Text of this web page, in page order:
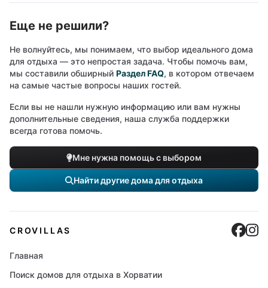
Еще не решили?
Не волнуйтесь, мы понимаем, что выбор идеального дома
для отдыха — это непростая задача. Чтобы помочь вам,
мы составили обширный Раздел FAQ, в котором отвечаем
на самые частые вопросы наших гостей.
Если вы не нашли нужную информацию или вам нужны
дополнительные сведения, наша служба поддержки
всегда готова помочь.
Мне нужна помощь с выбором
Найти другие дома для отдыха
CROVILLAS
Главная
Поиск домов для отдыха в Хорватии